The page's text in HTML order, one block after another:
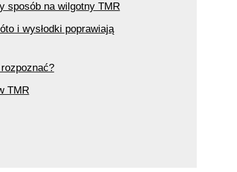
sposób na wilgotny TMR
i wysłodki poprawiają
TMR